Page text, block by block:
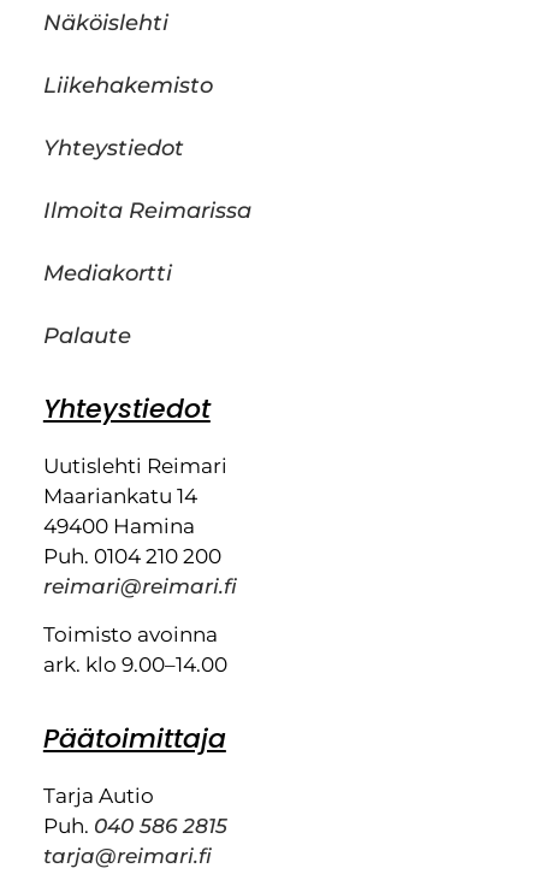
Näköislehti
Liikehakemisto
Yhteystiedot
Ilmoita Reimarissa
Mediakortti
Palaute
Yhteystiedot
Uutislehti Reimari
Maariankatu 14
49400 Hamina
Puh. 0104 210 200
reimari@reimari.fi
Toimisto avoinna
ark. klo 9.00–14.00
Päätoimittaja
Tarja Autio
Puh. 040 586 2815
tarja@reimari.fi